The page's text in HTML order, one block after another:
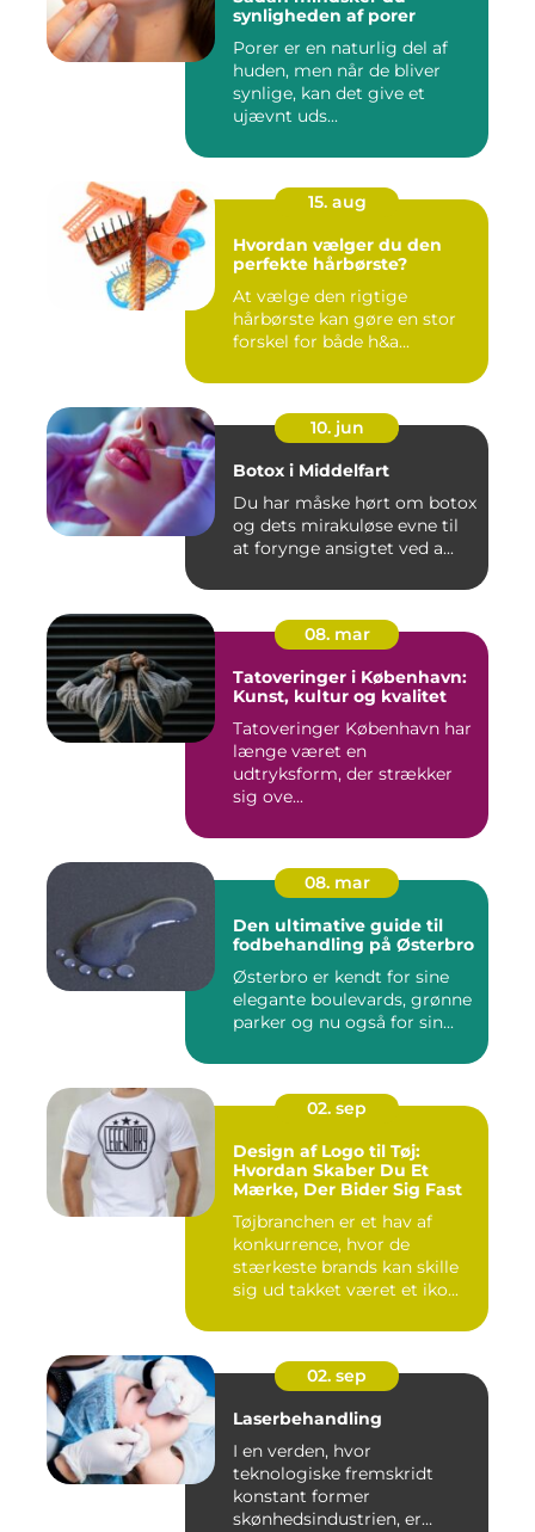
synligheden af porer
Porer er en naturlig del af
huden, men når de bliver
synlige, kan det give et
ujævnt uds...
15. aug
Hvordan vælger du den
perfekte hårbørste?
At vælge den rigtige
hårbørste kan gøre en stor
forskel for både h&a...
10. jun
Botox i Middelfart
Du har måske hørt om botox
og dets mirakuløse evne til
at forynge ansigtet ved a...
08. mar
Tatoveringer i København:
Kunst, kultur og kvalitet
Tatoveringer København har
længe været en
udtryksform, der strækker
sig ove...
08. mar
Den ultimative guide til
fodbehandling på Østerbro
Østerbro er kendt for sine
elegante boulevards, grønne
parker og nu også for sin...
02. sep
Design af Logo til Tøj:
Hvordan Skaber Du Et
Mærke, Der Bider Sig Fast
Tøjbranchen er et hav af
konkurrence, hvor de
stærkeste brands kan skille
sig ud takket været et iko...
02. sep
Laserbehandling
I en verden, hvor
teknologiske fremskridt
konstant former
skønhedsindustrien, er